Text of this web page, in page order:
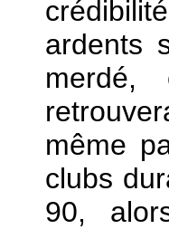
ardents
même
clubs
90,